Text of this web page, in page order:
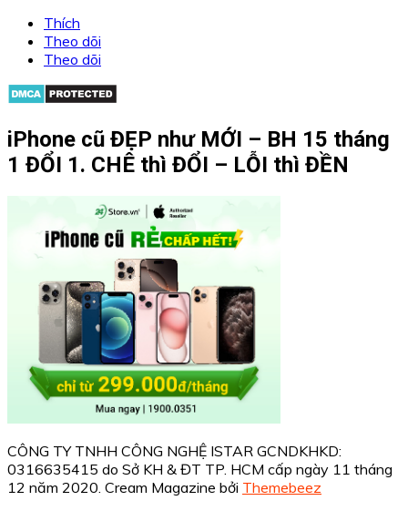
Thích
Theo dõi
Theo dõi
iPhone cũ ĐẸP như MỚI – BH 15 tháng
1 ĐỔI 1. CHÊ thì ĐỔI – LỖI thì ĐỀN
CÔNG TY TNHH CÔNG NGHỆ ISTAR GCNDKHKD:
0316635415 do Sở KH & ĐT TP. HCM cấp ngày 11 tháng
12 năm 2020. Cream Magazine bởi Themebeez